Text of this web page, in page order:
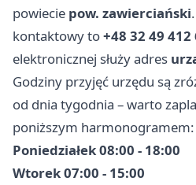
powiecie pow. zawierciański
kontaktowy to+48 32 49 412
elektronicznej służy adres
Godziny przyjęć urzędu są
od dnia tygodnia – warto
poniższym harmonogramem:
Poniedziałek 08:00 - 18:00
Wtorek 07:00 - 15:00